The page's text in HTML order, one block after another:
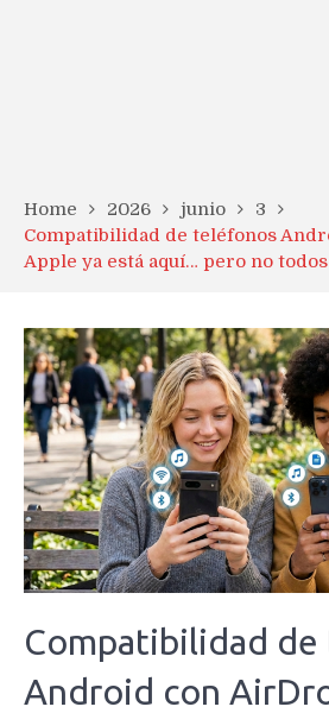
Home 2026 junio
3
Compatibilidad de teléfonos
Apple ya está aquí… pero no
Compatibilidad
Android con